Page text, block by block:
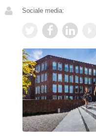
Sociale media: